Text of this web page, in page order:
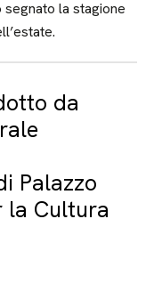
segnato la stagione
da
Palazzo
la Cultura